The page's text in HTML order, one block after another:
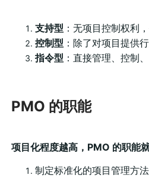
支持型 ：无项目控制权利
控制型 ：除了对项目提供
指令型 ：直接管理、控制
PMO 的职能
项目化程度越高，PMO 的职能
制定标准化的项目管理方